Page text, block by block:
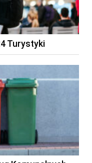
Turystyki